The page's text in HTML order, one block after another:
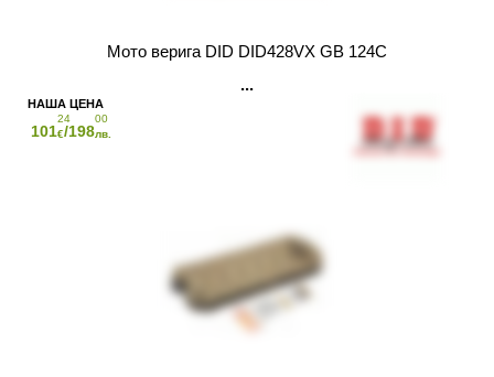
Мото верига DID DID428VX GB 124C
101
24
€/198
00
лв.